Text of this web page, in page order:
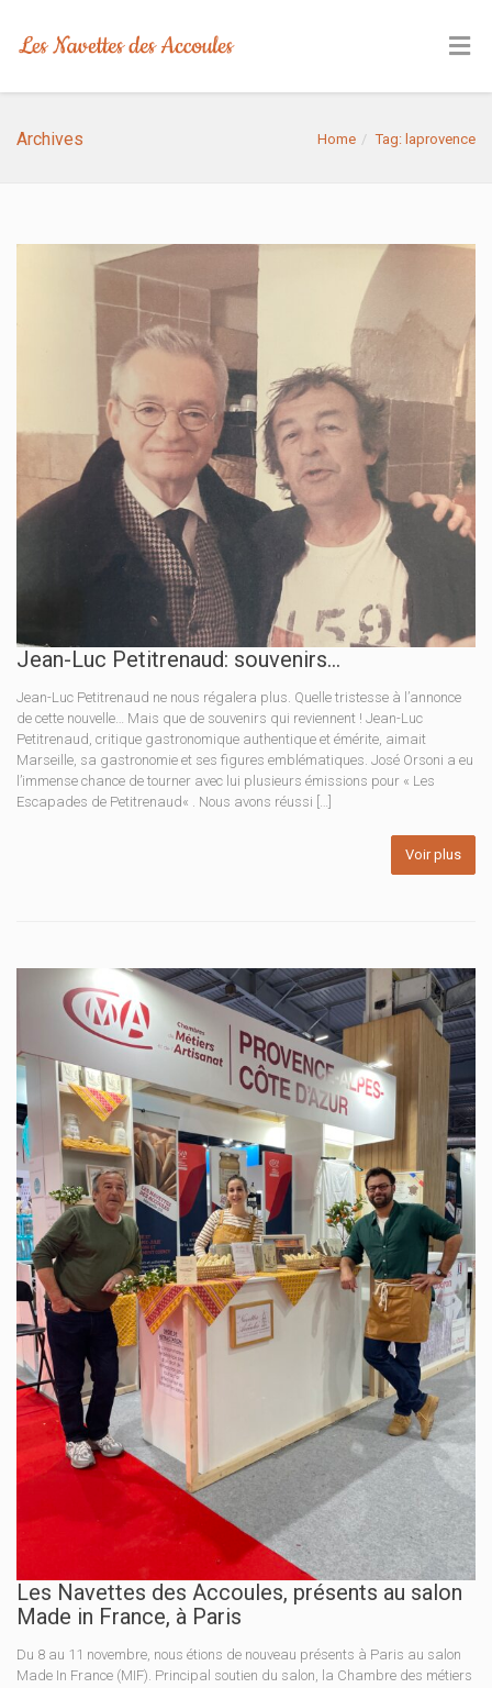
Archives Home Tag: laprovence
Jean-Luc Petitrenaud: souvenirs…
Jean-Luc Petitrenaud ne nous régalera plus. Quelle tristesse à l’annonce
de cette nouvelle… Mais que de souvenirs qui reviennent ! Jean-Luc
Petitrenaud, critique gastronomique authentique et émérite, aimait
Marseille, sa gastronomie et ses figures emblématiques. José Orsoni a eu
l’immense chance de tourner avec lui plusieurs émissions pour « Les
Escapades de Petitrenaud« . Nous avons réussi […]
Voir plus
Les Navettes des Accoules, présents au salon
Made in France, à Paris
Du 8 au 11 novembre, nous étions de nouveau présents à Paris au salon
Made In France (MIF). Principal soutien du salon, la Chambre des métiers